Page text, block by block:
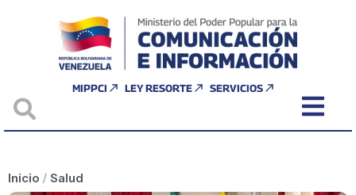
MIPPCI LEY RESORTE SERVICIOS
Inicio / Salud